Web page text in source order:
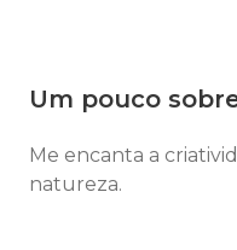
Um pouco
Me encanta a
natureza.